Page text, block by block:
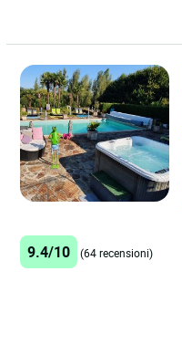
9.4/10 (64 recensioni)